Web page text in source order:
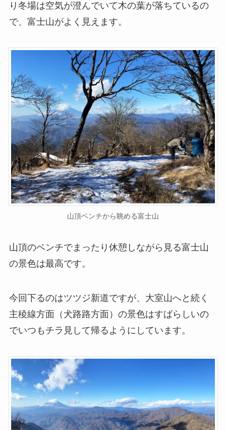
り冬場は空気が澄んでいて木の葉が落ちているの
で、富士山がよく見えます。
山頂ベンチから眺める富士山
山頂のベンチでまったり休憩しながら見る富士山
の景色は最高です。
今回下るのはツツジ新道ですが、大室山へと続く
主稜線方面（犬路路方面）の景色はすばらしいの
でいつもチラ見して帰るようにしています。